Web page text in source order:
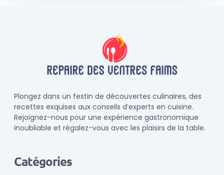
Plongez dans un festin de découvertes culinaires, des
recettes exquises aux conseils d’experts en cuisine.
Rejoignez-nous pour une expérience gastronomique
inoubliable et régalez-vous avec les plaisirs de la table.
Catégories